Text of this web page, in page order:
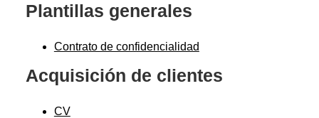
Plantillas generales
Contrato de confidencialidad
Acquisición de clientes
CV